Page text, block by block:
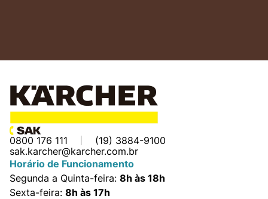
0800 176 111
(19) 3884-9100
sak.karcher@karcher.com.br
Horário de Funcionamento
Segunda a Quinta-feira: 8h às 18h
Sexta-feira: 8h às 17h